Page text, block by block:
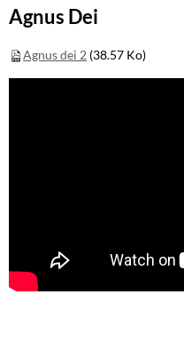
Agnus Dei
Agnus dei 2 (38.57 Ko)